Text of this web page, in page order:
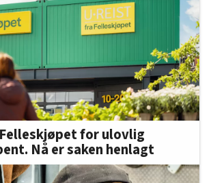
for ulovlig
Nå er saken henlagt